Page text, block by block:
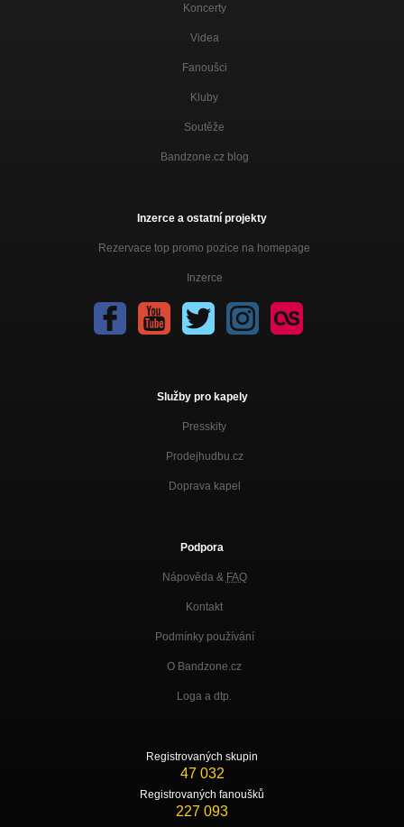
Koncerty
Videa
Fanoušci
Kluby
Soutěže
Bandzone.cz blog
Inzerce a ostatní projekty
Rezervace top promo pozice na homepage
Inzerce
Služby pro kapely
Presskity
Prodejhudbu.cz
Doprava kapel
Podpora
Nápověda & FAQ
Kontakt
Podmínky používání
O Bandzone.cz
Loga a dtp.
Registrovaných skupin
47 032
Registrovaných fanoušků
227 093